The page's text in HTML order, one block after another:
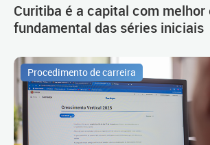
Curitiba é a capital com melhor
fundamental das séries iniciais
Procedimento de carreira